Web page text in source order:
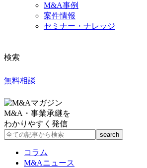
M&A事例
案件情報
セミナー・ナレッジ
検索
無料相談
M&A・事業承継を
わかりやすく発信
コラム
M&Aニュース